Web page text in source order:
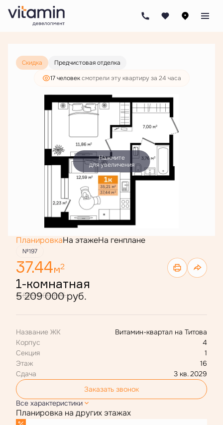
1-комнатная 6 809 000 руб.
5 209 000 руб.
Скидка
Предчистовая отделка
17 человексмотрели эту квартиру за 24 часа
Нажмите
для увеличения
ПланировкаНа этажеНа генплане
№197
37.44м2
1-комнатная
6 809 000 руб.
5 209 000 руб.
Название ЖК
Витамин-квартал на Титова
Корпус
4
Секция
1
Этаж
16
Сдача
3 кв. 2029
Заказать звонок
Все характеристики
Планировка на других этажах